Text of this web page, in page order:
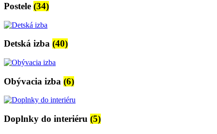
Postele (34)
Detská izba (40)
Obývacia izba (6)
Doplnky do interiéru (5)